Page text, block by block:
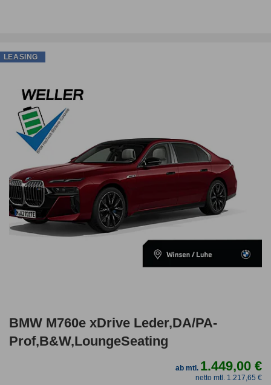
BMW M760e xDrive Leder,DA/PA-
Prof,B&W,LoungeSeating
ab mtl. 1.449,00 €
netto mtl. 1.217,65 €
LEASING